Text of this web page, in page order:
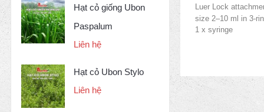
Hạt cỏ giống Ubon
Paspalum
Liên hệ
Hạt cỏ Ubon Stylo
Liên hệ
Luer Lock
size 2–10 ml in 3-
1 x syringe